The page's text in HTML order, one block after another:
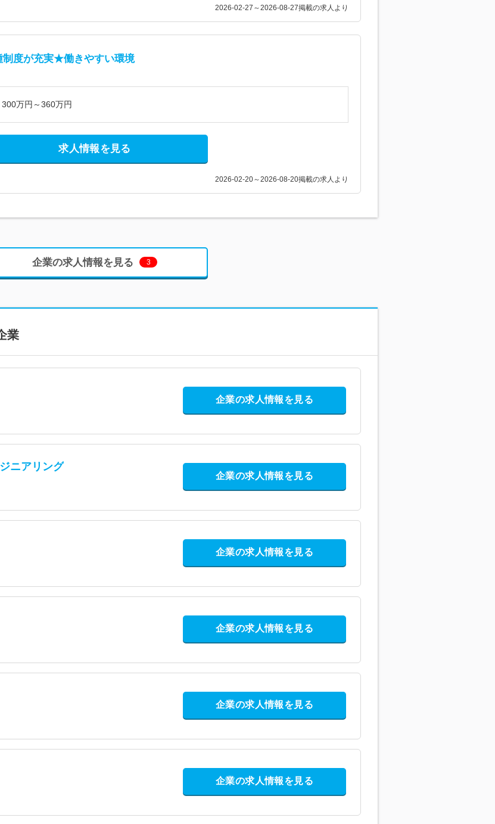
2026-02-27～2026-08-27掲載の求人より
度が充実★働きやすい環境
300万円～360万円
求人情報を見る
2026-02-20～2026-08-20掲載の求人より
企業の求人情報を見る 3
業
企業の求人情報を見る
ニアリング
企業の求人情報を見る
企業の求人情報を見る
企業の求人情報を見る
企業の求人情報を見る
企業の求人情報を見る